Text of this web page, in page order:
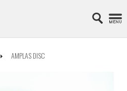
AMPLAS DISC